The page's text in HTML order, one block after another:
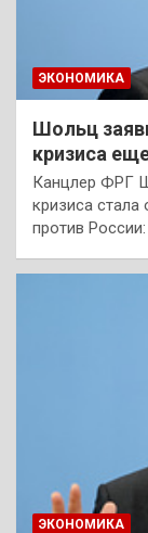
ЭКОНОМИКА
Шольц
кризиса
Канцлер ФРГ
кризиса
против
ЭКОНОМИКА